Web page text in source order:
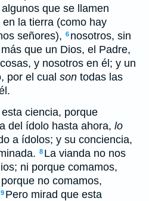
que se llamen
la tierra (como hay
señores), 6 nosotros, sin
que un Dios, el Padre,
y nosotros en él; y un
por el cual son todas las
ciencia, porque
del ídolo hasta ahora, lo
a ídolos; y su conciencia,
8 La vianda no nos
ni porque comamos,
no comamos,
9 Pero mirad que esta